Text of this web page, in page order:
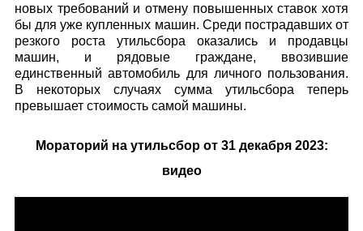
новых требований и отмену повышенных ставок хотя
бы для уже купленных машин. Среди пострадавших от
резкого роста утильсбора оказались и продавцы
машин, и рядовые граждане, ввозившие
единственный автомобиль для личного пользования.
В некоторых случаях сумма утильсбора теперь
превышает стоимость самой машины.
Мораторий на утильсбор от 31 декабря 2023:
видео